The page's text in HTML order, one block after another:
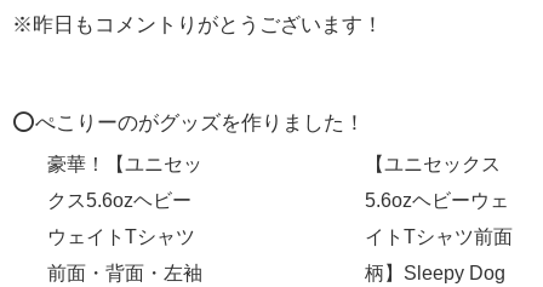
※昨日もコメントりがとうございます！
⭕️ぺこりーのがグッズを作りました！
豪華！【ユニセッ
クス5.6ozヘビー
ウェイトTシャツ
前面・背面・左袖
【ユニセックス
5.6ozヘビーウェ
イトTシャツ前面
柄】Sleepy Dog